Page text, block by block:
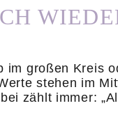
großen Kreis
stehen im
zählt immer: